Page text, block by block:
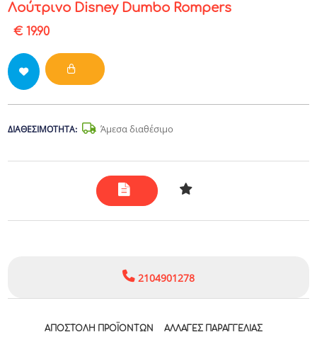
Λούτρινο Disney Dumbo Rompers
€ 19.90
ΔΙΑΘΕΣΙΜΌΤΗΤΑ: Άμεσα διαθέσιμο
2104901278
ΑΠΟΣΤΟΛΉ ΠΡΟΪΌΝΤΩΝ ΑΛΛΑΓΈΣ ΠΑΡΑΓΓΕΛΊΑΣ